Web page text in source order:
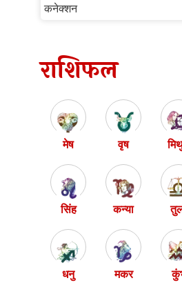
कनेक्शन
राशिफल
मेष वृष
सिंह कन्या
धनु मकर